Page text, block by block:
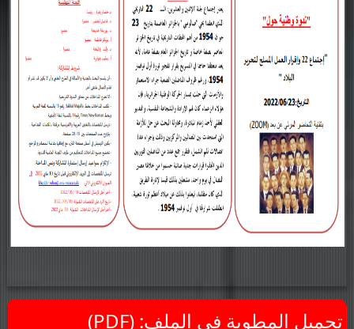
(PDF) :تحميل المطوية في الملف